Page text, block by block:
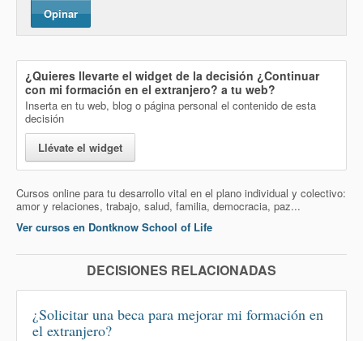
Opinar
¿Quieres llevarte el widget de la decisión ¿Continuar
con mi formación en el extranjero? a tu web?
Inserta en tu web, blog o página personal el contenido de esta
decisión
Llévate el widget
Cursos online para tu desarrollo vital en el plano individual y colectivo:
amor y relaciones, trabajo, salud, familia, democracia, paz...
Ver cursos en Dontknow School of Life
DECISIONES RELACIONADAS
¿Solicitar una beca para mejorar mi formación en
el extranjero?